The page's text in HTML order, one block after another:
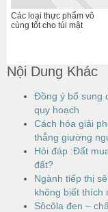
Các loại thực phẩm vô
cùng tốt cho túi mật
Nội Dung Khác
Đồng ý bổ sung
quy hoạch
Cách hóa giải
thẳng giường
Hỏi đáp :Đất
đất?
Ngành tiếp thị
không biết thích
Sôcôla đen –